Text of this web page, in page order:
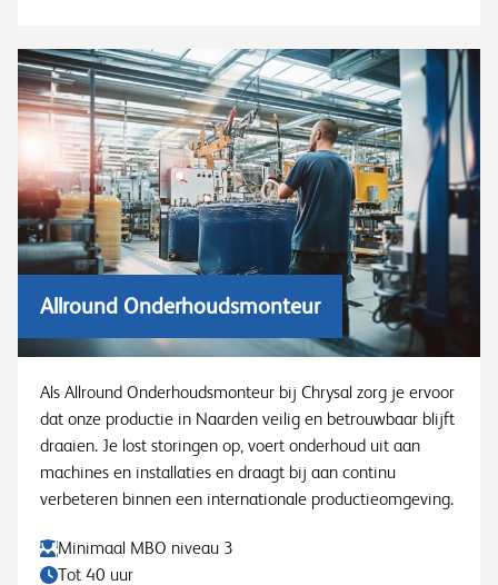
Allround Onderhoudsmonteur
Als Allround Onderhoudsmonteur bij Chrysal zorg je ervoor
dat onze productie in Naarden veilig en betrouwbaar blijft
draaien. Je lost storingen op, voert onderhoud uit aan
machines en installaties en draagt bij aan continu
verbeteren binnen een internationale productieomgeving.
Minimaal MBO niveau 3
Tot 40 uur